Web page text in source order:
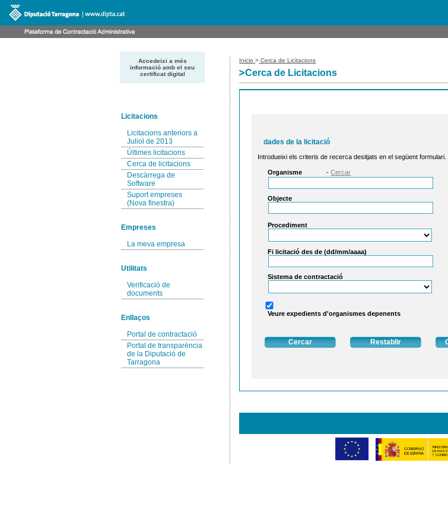
Accedeixi a més
informació amb el seu
certificat digital
Licitacions
Licitacions anteriors a
Juliol de 2013
Últimes licitacions
Cerca de licitacions
Descàrrega de
Software
Suport empreses
(Nova finestra)
Empreses
La meva empresa
Utilitats
Verificació de
documents
Enllaços
Portal de contractació
Portal de transparència
de la Diputació de
Tarragona
Inicio> Cerca de Licitacions
Cerca de Licitacions
Introdueixi els criteris de recerca desitjats en el següent formulari.
dades de la licitació
Organisme -Cercar
Objecte
Procediment
Fi licitació des de (dd/mm/aaaa)
Sistema de contractació
Veure expedients d'organismes depenents